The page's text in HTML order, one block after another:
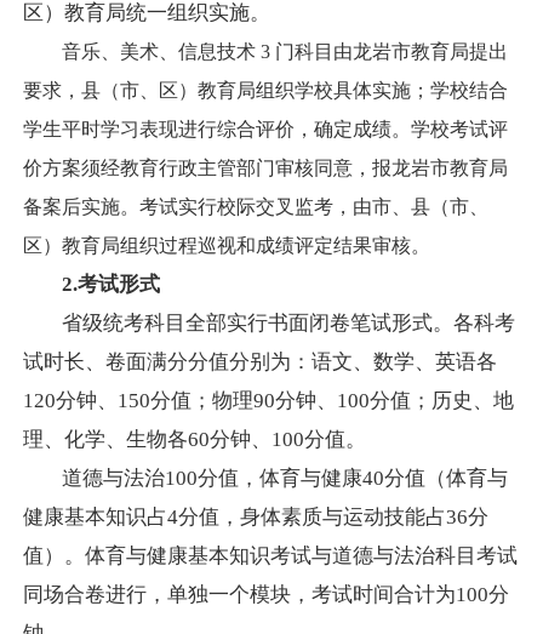
区）教育局统一组织实施。
音乐、美术、信息技术 3 门科目由龙岩市教育局提出
要求，县（市、区）教育局组织学校具体实施；学校结合
学生平时学习表现进行综合评价，确定成绩。学校考试评
价方案须经教育行政主管部门审核同意，报龙岩市教育局
备案后实施。考试实行校际交叉监考，由市、县（市、
区）教育局组织过程巡视和成绩评定结果审核。
2.考试形式
省级统考科目全部实行书面闭卷笔试形式。各科考
试时长、卷面满分分值分别为：语文、数学、英语各
120分钟、150分值；物理90分钟、100分值；历史、地
理、化学、生物各60分钟、100分值。
道德与法治100分值， 体育与健康40分值（体育与
健康基本知识占4分值，身体素质与运动技能占36分
值）。体育与健康基本知识考试与道德与法治科目考试
同场合卷进行，单独一个模块，考试时间合计为100分